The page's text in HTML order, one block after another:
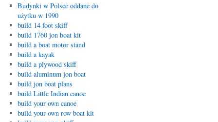
Budynki w Polsce oddane do
użytku w 1990
build 14 foot skiff
build 1760 jon boat kit
build a boat motor stand
build a kayak
build a plywood skiff
build aluminum jon boat
build jon boat plans
build Little Indian canoe
build your own canoe
build your own row boat kit